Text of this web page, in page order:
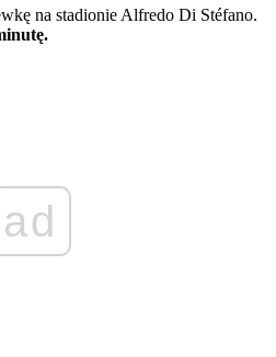
na stadionie Alfredo Di Stéfano.
ad